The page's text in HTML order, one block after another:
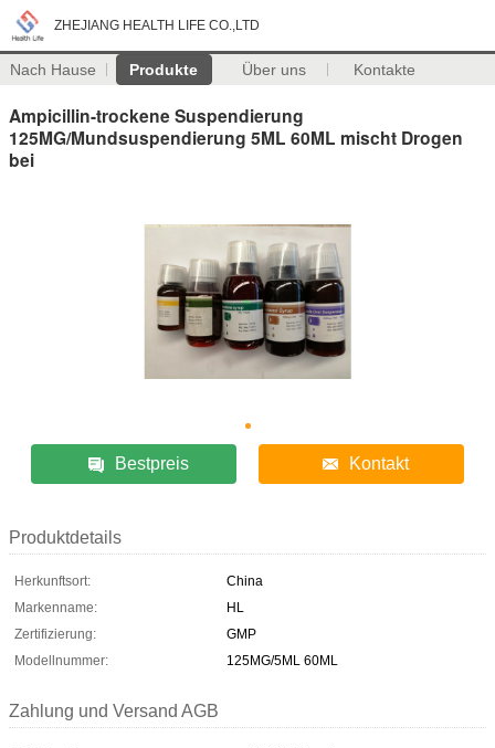
ZHEJIANG HEALTH LIFE CO.,LTD
Nach Hause Produkte Über uns Kontakte
Ampicillin-trockene Suspendierung
125MG/Mundsuspendierung 5ML 60ML mischt Drogen
bei
Bestpreis Kontakt
Produktdetails
Herkunftsort:
China
Markenname:
HL
Zertifizierung:
GMP
Modellnummer:
125MG/5ML 60ML
Zahlung und Versand AGB